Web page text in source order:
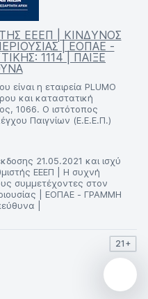
ΕΕΕΠ | ΚΙΝΔΥΝΟΣ
| ΕΟΠΑΕ -
1114 | ΠΑΙΞΕ
είναι η εταιρεία PLUMO
και καταστατική
1066. Ο ιστότοπος
Παιγνίων (Ε.Ε.Ε.Π.)
21.05.2021 και ισχύ
ΕΕΕΠ | Η συχνή
συμμετέχοντες στον
| ΕΟΠΑΕ - ΓΡΑΜΜΗ
|
21+